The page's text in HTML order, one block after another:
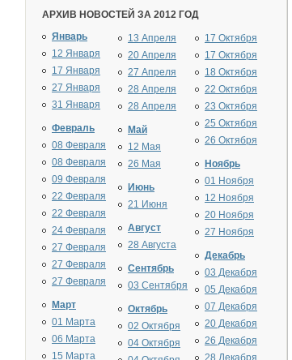
АРХИВ НОВОСТЕЙ ЗА 2012 ГОД
Январь
12 Января
17 Января
27 Января
31 Января
Февраль
08 Февраля
08 Февраля
09 Февраля
22 Февраля
22 Февраля
24 Февраля
27 Февраля
27 Февраля
27 Февраля
Март
01 Марта
06 Марта
15 Марта
13 Апреля
20 Апреля
27 Апреля
28 Апреля
28 Апреля
Май
12 Мая
26 Мая
Июнь
21 Июня
Август
28 Августа
Сентябрь
03 Сентября
Октябрь
02 Октября
04 Октября
17 Октября
17 Октября
18 Октября
22 Октября
23 Октября
25 Октября
26 Октября
Ноябрь
01 Ноября
12 Ноября
20 Ноября
27 Ноября
Декабрь
03 Декабря
05 Декабря
07 Декабря
20 Декабря
26 Декабря
28 Декабря